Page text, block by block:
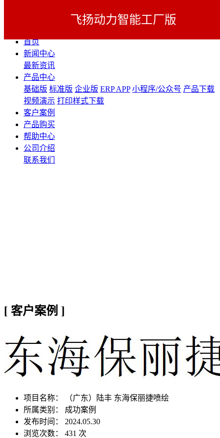
首页
新闻中心
最新资讯
产品中心
基础版 标准版 企业版 ERP APP 小程序/公众号 产品下载
视频演示 打印样式下载
客户案例
产品购买
帮助中心
公司介绍
联系我们
飞扬动力智能工厂版
[ 客户案例 ]
项目名称：
（广东）陆丰 东海保丽捷喷绘
所属类别： 成功案例
发布时间： 2024.05.30
浏览次数： 431 次